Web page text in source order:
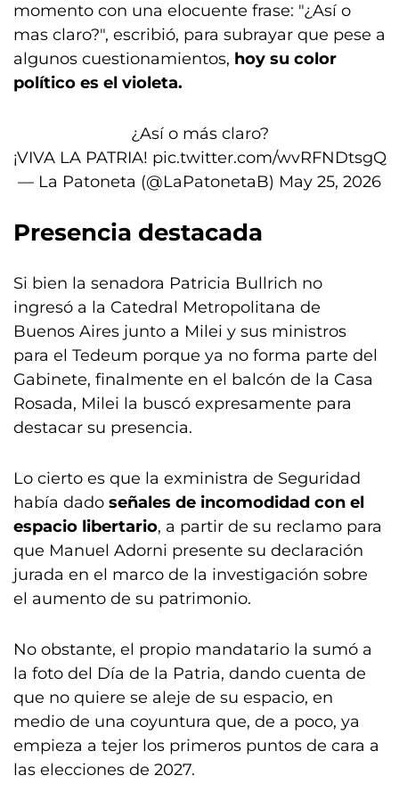
momento con una elocuente frase: "¿Así o
mas claro?", escribió, para subrayar que pese a
algunos cuestionamientos, hoy su color
político es el violeta.
¿Así o más claro?
¡VIVA LA PATRIA! pic.twitter.com/wvRFNDtsgQ
— La Patoneta (@LaPatonetaB) May 25, 2026
Presencia destacada
Si bien la senadora Patricia Bullrich no
ingresó a la Catedral Metropolitana de
Buenos Aires junto a Milei y sus ministros
para el Tedeum porque ya no forma parte del
Gabinete, finalmente en el balcón de la Casa
Rosada, Milei la buscó expresamente para
destacar su presencia.
Lo cierto es que la exministra de Seguridad
había dado señales de incomodidad con el
espacio libertario, a partir de su reclamo para
que Manuel Adorni presente su declaración
jurada en el marco de la investigación sobre
el aumento de su patrimonio.
No obstante, el propio mandatario la sumó a
la foto del Día de la Patria, dando cuenta de
que no quiere se aleje de su espacio, en
medio de una coyuntura que, de a poco, ya
empieza a tejer los primeros puntos de cara a
las elecciones de 2027.